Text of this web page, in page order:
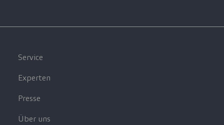
Service
Experten
Presse
Über uns